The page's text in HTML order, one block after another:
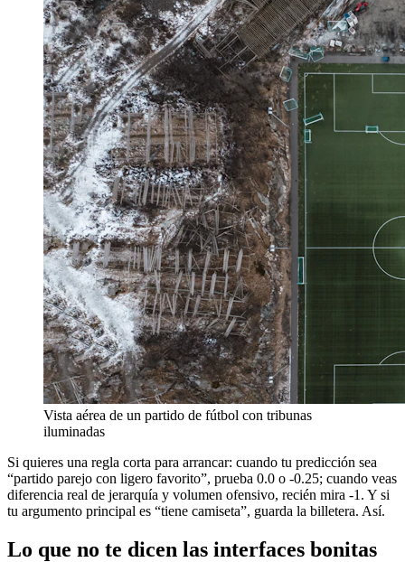
Vista aérea de un partido de fútbol con tribunas
iluminadas
Si quieres una regla corta para arrancar: cuando tu predicción sea
“partido parejo con ligero favorito”, prueba 0.0 o -0.25; cuando veas
diferencia real de jerarquía y volumen ofensivo, recién mira -1. Y si
tu argumento principal es “tiene camiseta”, guarda la billetera. Así.
Lo que no te dicen las interfaces bonitas